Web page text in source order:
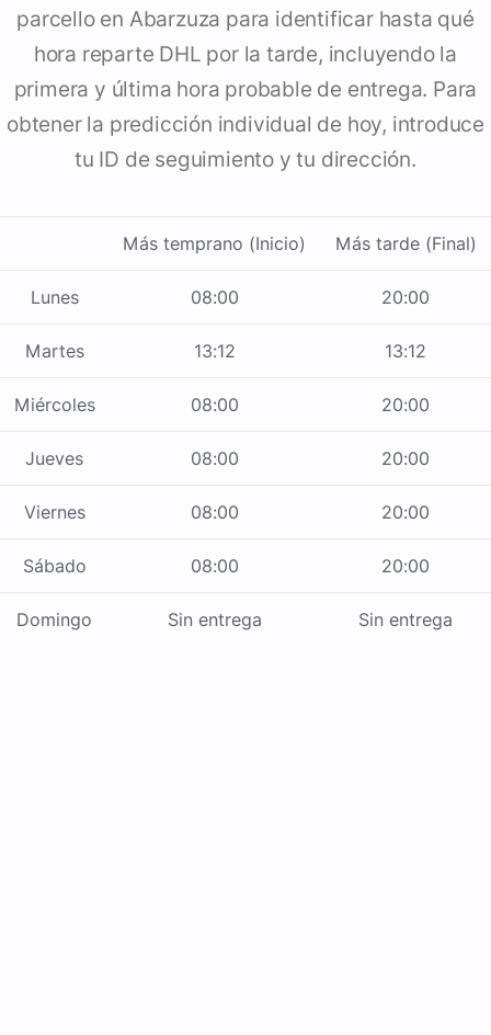
parcello en Abarzuza para identificar hasta qué
hora reparte DHL por la tarde, incluyendo la
primera y última hora probable de entrega. Para
obtener la predicción individual de hoy, introduce
tu ID de seguimiento y tu dirección.
Más temprano (Inicio) Más tarde (Final)
Lunes 08:00 20:00
Martes 13:12 13:12
Miércoles 08:00 20:00
Jueves 08:00 20:00
Viernes 08:00 20:00
Sábado 08:00 20:00
Domingo Sin entrega Sin entrega